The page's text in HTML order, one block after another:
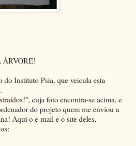
Instituto Psia, que veicula esta
cuja foto encontra-se acima, e
do projeto quem me enviou a
Aqui o e-mail e o site deles,